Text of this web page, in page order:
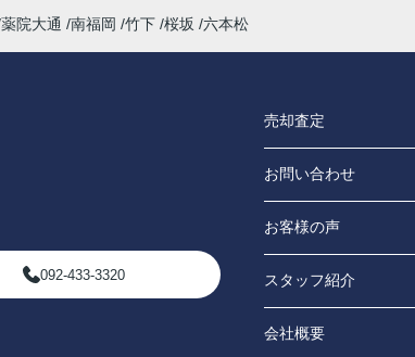
薬院大通 南福岡 竹下 桜坂 六本松
092-433-3320
売却査定
お問い合わせ
お客様の声
スタッフ紹介
会社概要